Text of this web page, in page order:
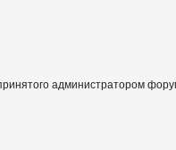
администратором